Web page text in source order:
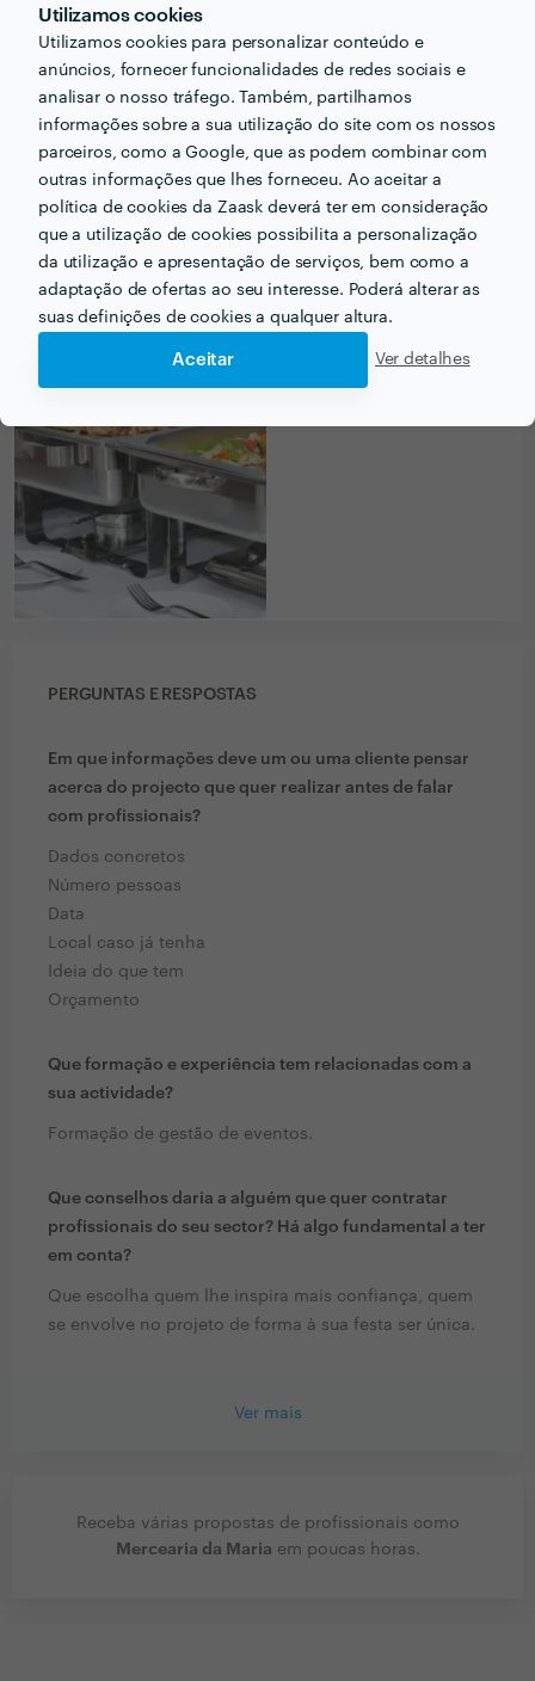
Utilizamos cookies
Utilizamos cookies para personalizar conteúdo e
anúncios, fornecer funcionalidades de redes sociais e
analisar o nosso tráfego. Também, partilhamos
informações sobre a sua utilização do site com os nossos
parceiros, como a Google, que as podem combinar com
outras informações que lhes forneceu. Ao aceitar a
política de cookies da Zaask deverá ter em consideração
que a utilização de cookies possibilita a personalização
da utilização e apresentação de serviços, bem como a
adaptação de ofertas ao seu interesse. Poderá alterar as
suas definições de cookies a qualquer altura.
Aceitar Ver detalhes
PRÉMIOS ZAASK
x 2 2 vezes Profissional de Excelência
🔥 Uau! Encontrou um/a Profissional de
Excelência. Este perfil obteve a maior
distinção da Zaask em 2017 e 2018.
PORTEFÓLIO
PERGUNTAS E RESPOSTAS
Em que informações deve um ou uma cliente pensar
acerca do projecto que quer realizar antes de falar
com profissionais?
Dados concretos
Número pessoas
Data
Local caso já tenha
Ideia do que tem
Orçamento
Que formação e experiência tem relacionadas com a
sua actividade?
Formação de gestão de eventos.
Que conselhos daria a alguém que quer contratar
profissionais do seu sector? Há algo fundamental a ter
em conta?
Que escolha quem lhe inspira mais confiança, quem
se envolve no projeto de forma à sua festa ser única.
Ver mais
Receba várias propostas de profissionais como
Mercearia da Maria em poucas horas.